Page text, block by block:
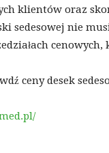
klientów oraz
sedesowej nie
ceny desek